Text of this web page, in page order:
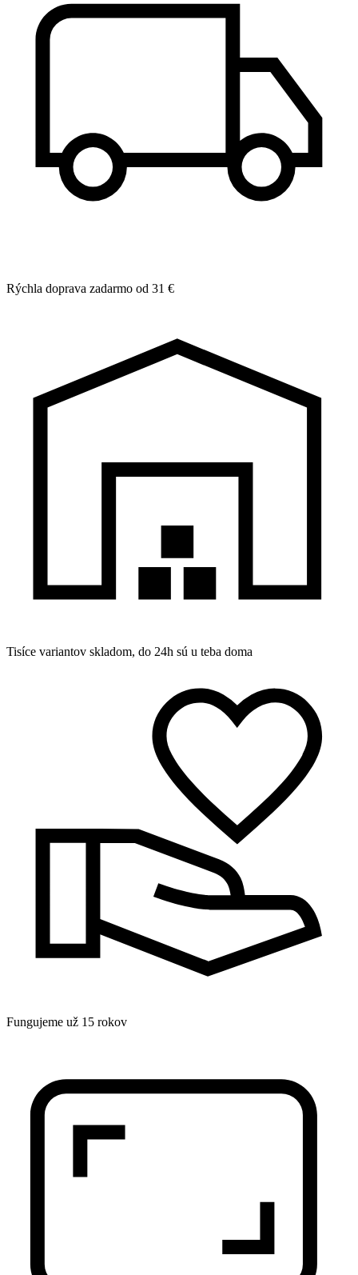
Rýchla doprava zadarmo od 31 €
Tisíce variantov skladom, do 24h sú u teba doma
Fungujeme už 15 rokov